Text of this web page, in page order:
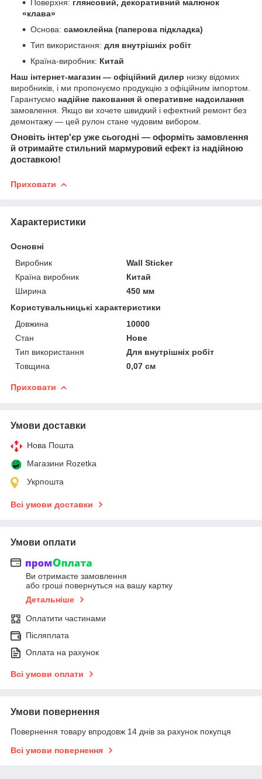
Поверхня: глянсовий, декоративний малюнок
«клава»
Основа: самоклейна (паперова підкладка)
Тип використання: для внутрішніх робіт
Країна-виробник: Китай
Наш інтернет-магазин — офіційний дилер низку відомих
виробників, і ми пропонуємо продукцію з офіційним імпортом.
Гарантуємо надійне паковання й оперативне надсилання
замовлення. Якщо ви хочете швидкий і ефектний ремонт без
демонтажу — цей рулон стане чудовим вибором.
Оновіть інтер'єр уже сьогодні — оформіть замовлення
й отримайте стильний мармуровий ефект із надійною
доставкою!
Приховати
Характеристики
Основні
Виробник
Wall Sticker
Країна виробник
Китай
Ширина
450 мм
Користувальницькі характеристики
Довжина
10000
Стан
Нове
Тип використання
Для внутрішніх робіт
Товщина
0,07 см
Приховати
Умови доставки
Нова Пошта
Магазини Rozetka
Укрпошта
Всі умови доставки
Умови оплати
Ви отримаєте замовлення
або гроші повернуться на вашу картку
Детальніше
Оплатити частинами
Післяплата
Оплата на рахунок
Всі умови оплати
Умови повернення
Повернення товару впродовж 14 днів за рахунок покупця
Всі умови повернення